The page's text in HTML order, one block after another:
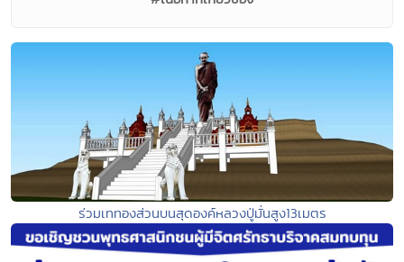
ร่วมเททองส่วนบนสุดองค์หลวงปู่มั่นสูง13เมตร